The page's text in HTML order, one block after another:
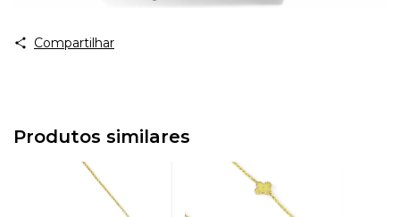
Compartilhar
Produtos similares